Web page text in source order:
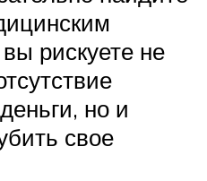
рискуете не
но и
свое